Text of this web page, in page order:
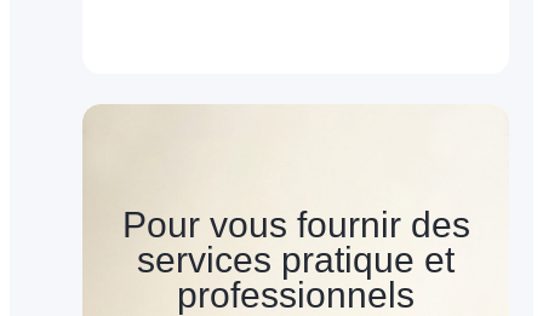
Pour vous fournir des
services pratique et
professionnels